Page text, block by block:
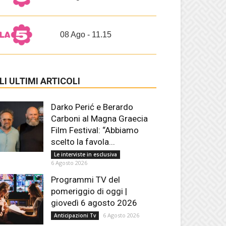
08 Ago - 11.15
ULTIMI ARTICOLI
Darko Perić e Berardo
Carboni al Magna Graecia
Film Festival: “Abbiamo
scelto la favola...
Le interviste in esclusiva
6 Agosto 2026
Programmi TV del
pomeriggio di oggi |
giovedì 6 agosto 2026
Anticipazioni Tv 6 Agosto 2026